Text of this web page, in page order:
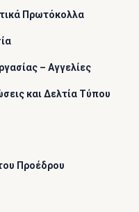
Πρωτόκολλα
– Αγγελίες
και Δελτία Τύπου
Προέδρου